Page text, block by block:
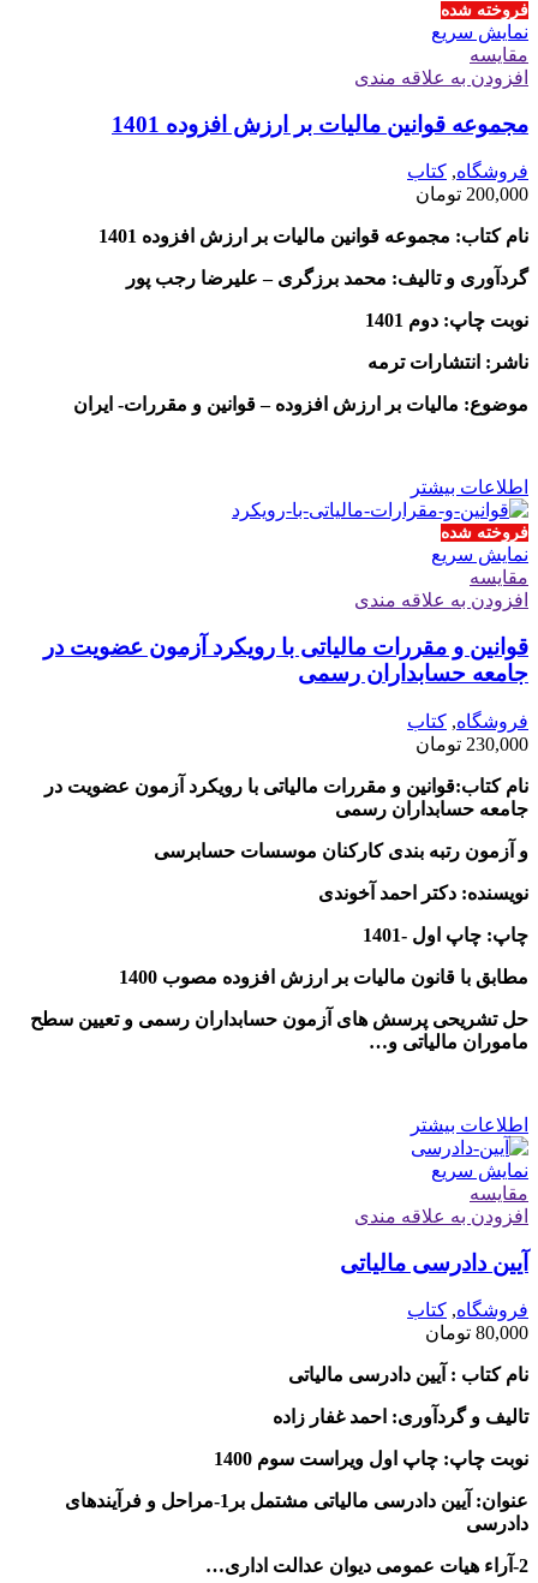
فروخته شده
نمایش سریع
مقايسه
افزودن به علاقه مندی
مجموعه قوانین مالیات بر ارزش افزوده 1401
فروشگاه, کتاب
200,000 تومان
نام کتاب: مجموعه قوانین مالیات بر ارزش افزوده 1401
گردآوری و تالیف: محمد برزگری – علیرضا رجب پور
نوبت چاپ: دوم 1401
ناشر: انتشارات ترمه
موضوع: مالیات بر ارزش افزوده – قوانین و مقررات- ایران
اطلاعات بیشتر
فروخته شده
نمایش سریع
مقايسه
افزودن به علاقه مندی
قوانین و مقررات مالیاتی با رویکرد آزمون عضویت در
جامعه حسابداران رسمی
فروشگاه, کتاب
230,000 تومان
نام کتاب:قوانین و مقررات مالیاتی با رویکرد آزمون عضویت در
جامعه حسابداران رسمی
و آزمون رتبه بندی کارکنان موسسات حسابرسی
نویسنده: دکتر احمد آخوندی
چاپ: چاپ اول -1401
مطابق با قانون مالیات بر ارزش افزوده مصوب 1400
حل تشریحی پرسش های آزمون حسابداران رسمی و تعیین سطح
ماموران مالیاتی و…
اطلاعات بیشتر
نمایش سریع
مقايسه
افزودن به علاقه مندی
آیین دادرسی مالیاتی
فروشگاه, کتاب
80,000 تومان
نام کتاب : آیین دادرسی مالیاتی
تالیف و گردآوری: احمد غفار زاده
نوبت چاپ: چاپ اول ویراست سوم 1400
عنوان: آیین دادرسی مالیاتی مشتمل بر1-مراحل و فرآیندهای
دادرسی
2-آراء هیات عمومی دیوان عدالت اداری…